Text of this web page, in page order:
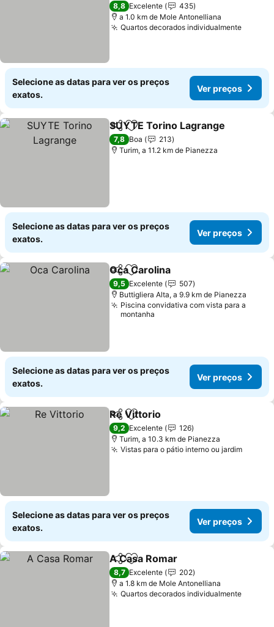
8,8 Excelente
435
a 1.0 km de Mole Antonelliana
Quartos decorados individualmente
Selecione as datas para ver os preços
exatos.
Ver preços
PartilharAdicionar aos favoritos
SUYTE Torino Lagrange
7,8 Boa
213
Turim, a 11.2 km de Pianezza
Selecione as datas para ver os preços
exatos.
Ver preços
PartilharAdicionar aos favoritos
Oca Carolina
9,5 Excelente
507
Buttigliera Alta, a 9.9 km de Pianezza
Piscina convidativa com vista para a
montanha
Selecione as datas para ver os preços
exatos.
Ver preços
PartilharAdicionar aos favoritos
Re Vittorio
9,2 Excelente
126
Turim, a 10.3 km de Pianezza
Vistas para o pátio interno ou jardim
Selecione as datas para ver os preços
exatos.
Ver preços
PartilharAdicionar aos favoritos
A Casa Romar
8,7 Excelente
202
a 1.8 km de Mole Antonelliana
Quartos decorados individualmente